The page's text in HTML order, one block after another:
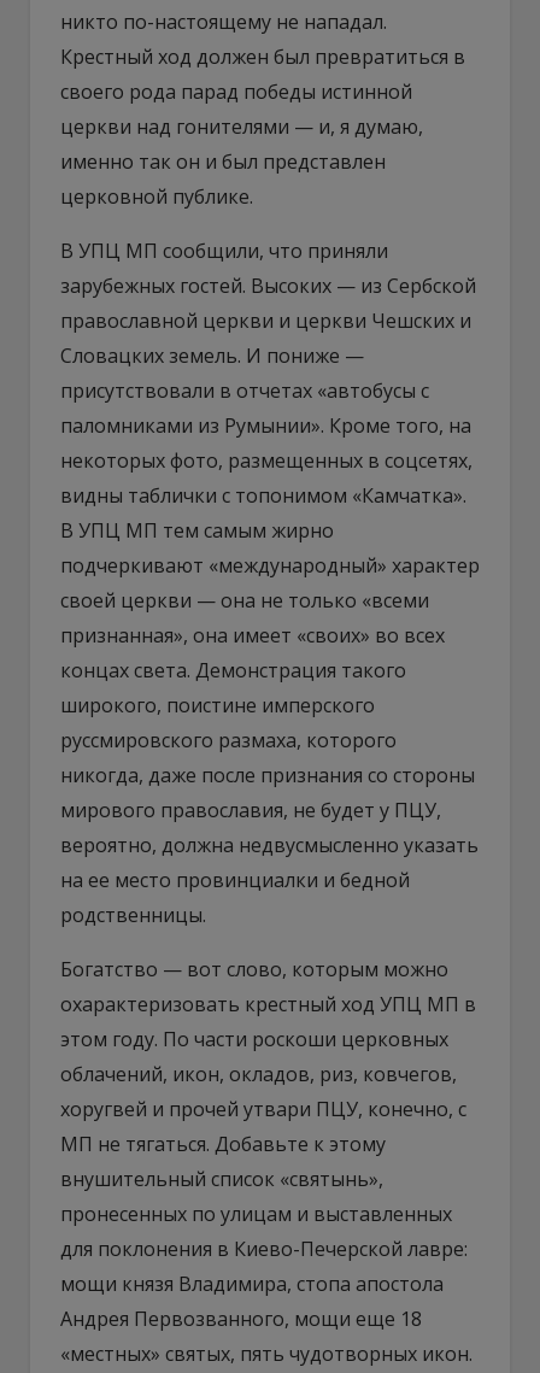
никто по-настоящему не нападал.
Крестный ход должен был превратиться в
своего рода парад победы истинной
церкви над гонителями — и, я думаю,
именно так он и был представлен
церковной публике.
В УПЦ МП сообщили, что приняли
зарубежных гостей. Высоких — из Сербской
православной церкви и церкви Чешских и
Словацких земель. И пониже —
присутствовали в отчетах «автобусы с
паломниками из Румынии». Кроме того, на
некоторых фото, размещенных в соцсетях,
видны таблички с топонимом «Камчатка».
В УПЦ МП тем самым жирно
подчеркивают «международный» характер
своей церкви — она не только «всеми
признанная», она имеет «своих» во всех
концах света. Демонстрация такого
широкого, поистине имперского
руссмировского размаха, которого
никогда, даже после признания со стороны
мирового православия, не будет у ПЦУ,
вероятно, должна недвусмысленно указать
на ее место провинциалки и бедной
родственницы.
Богатство — вот слово, которым можно
охарактеризовать крестный ход УПЦ МП в
этом году. По части роскоши церковных
облачений, икон, окладов, риз, ковчегов,
хоругвей и прочей утвари ПЦУ, конечно, с
МП не тягаться. Добавьте к этому
внушительный список «святынь»,
пронесенных по улицам и выставленных
для поклонения в Киево-Печерской лавре:
мощи князя Владимира, стопа апостола
Андрея Первозванного, мощи еще 18
«местных» святых, пять чудотворных икон.